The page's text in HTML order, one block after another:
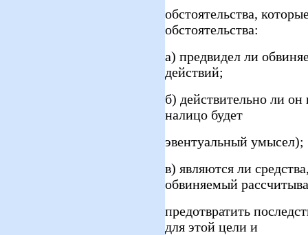
обстоятельства,
обстоятельства:
а) предвидел ли
действий;
б) действительно ли он
налицо будет
эвентуальный умысел);
в) являются ли
обвиняемый
предотвратить
для этой цели и